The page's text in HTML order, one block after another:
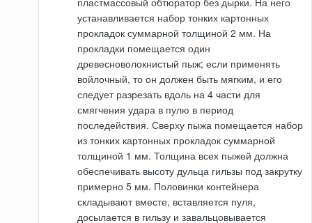
устанавливается набор тонких картонных
прокладок суммарной толщиной 2 мм. На
прокладки помещается один
древесноволокнистый пыж; если применять
войлочный, то он должен быть мягким, и его
следует разрезать вдоль на 4 части для
смягчения удара в пулю в период
последействия. Сверху пыжа помещается набор
из тонких картонных прокладок суммарной
толщиной 1 мм. Толщина всех пыжей должна
обеспечивать высоту дульца гильзы под закрутку
примерно 5 мм. Половинки контейнера
складывают вместе, вставляется пуля,
досылается в гильзу и завальцовывается